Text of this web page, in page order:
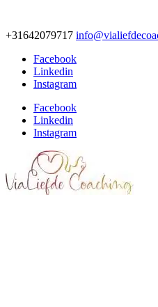
+31642079717
Facebook
Linkedin
Instagram
Facebook
Linkedin
Instagram